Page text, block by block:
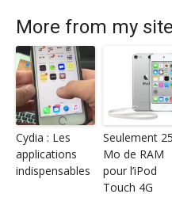
More from my site
Cydia : Les
applications
indispensables
Seulement
Mo de RAM
pour l’iPod
Touch 4G